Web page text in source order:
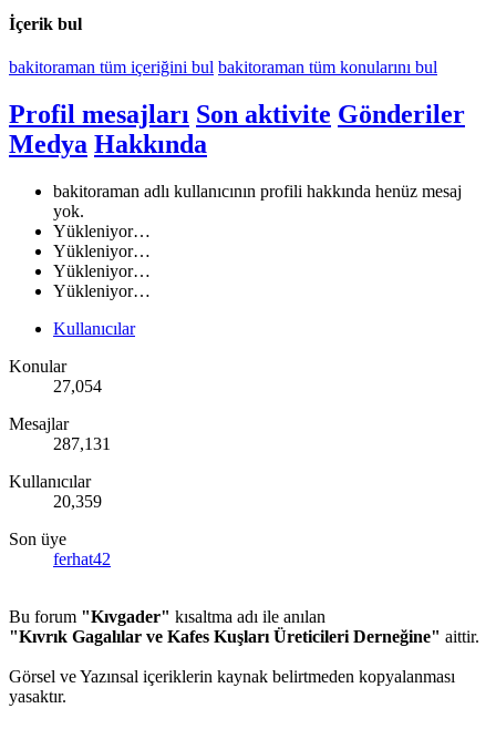
İçerik bul
bakitoraman tüm içeriğini bul bakitoraman tüm konularını bul
Profil mesajları Son aktivite Gönderiler
Medya Hakkında
bakitoraman adlı kullanıcının profili hakkında henüz mesaj
yok.
Yükleniyor…
Yükleniyor…
Yükleniyor…
Yükleniyor…
Kullanıcılar
Konular
27,054
Mesajlar
287,131
Kullanıcılar
20,359
Son üye
ferhat42
Bu forum "Kıvgader" kısaltma adı ile anılan
"Kıvrık Gagalılar ve Kafes Kuşları Üreticileri Derneğine" aittir.
Görsel ve Yazınsal içeriklerin kaynak belirtmeden kopyalanması
yasaktır.